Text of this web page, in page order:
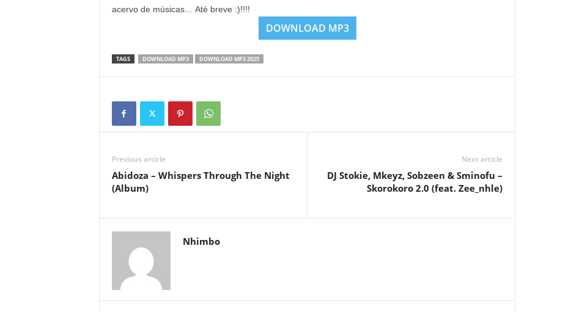
acervo de músicas… Até breve :)!!!!
DOWNLOAD MP3
TAGS DOWNLOAD MP3 DOWNLOAD MP3 2025
Previous article
Abidoza – Whispers Through The Night
(Album)
Next article
DJ Stokie, Mkeyz, Sobzeen & Sminofu –
Skorokoro 2.0 (feat. Zee_nhle)
Nhimbo